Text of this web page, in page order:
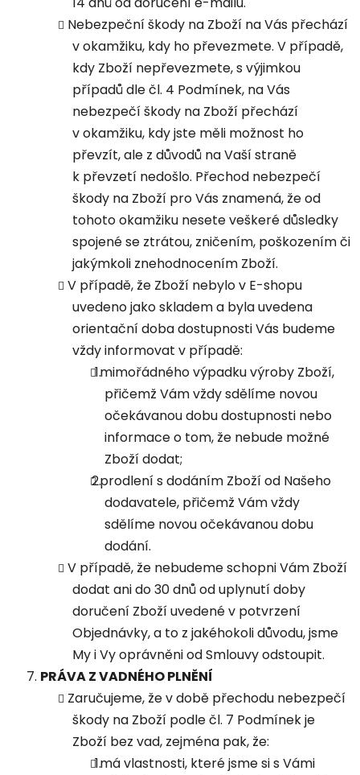
Nebezpeční škody na Zboží na Vás přechází
v okamžiku, kdy ho převezmete. V případě,
kdy Zboží nepřevezmete, s výjimkou
případů dle čl. 4 Podmínek, na Vás
nebezpečí škody na Zboží přechází
v okamžiku, kdy jste měli možnost ho
převzít, ale z důvodů na Vaší straně
k převzetí nedošlo. Přechod nebezpečí
škody na Zboží pro Vás znamená, že od
tohoto okamžiku nesete veškeré důsledky
spojené se ztrátou, zničením, poškozením či
jakýmkoli znehodnocením Zboží.
V případě, že Zboží nebylo v E-shopu
uvedeno jako skladem a byla uvedena
orientační doba dostupnosti Vás budeme
vždy informovat v případě:
mimořádného výpadku výroby Zboží,
přičemž Vám vždy sdělíme novou
očekávanou dobu dostupnosti nebo
informace o tom, že nebude možné
Zboží dodat;
prodlení s dodáním Zboží od Našeho
dodavatele, přičemž Vám vždy
sdělíme novou očekávanou dobu
dodání.
V případě, že nebudeme schopni Vám Zboží
dodat ani do 30 dnů od uplynutí doby
doručení Zboží uvedené v potvrzení
Objednávky, a to z jakéhokoli důvodu, jsme
My i Vy oprávněni od Smlouvy odstoupit.
PRÁVA Z VADNÉHO PLNĚNÍ
Zaručujeme, že v době přechodu nebezpečí
škody na Zboží podle čl. 7 Podmínek je
Zboží bez vad, zejména pak, že:
má vlastnosti, které jsme si s Vámi